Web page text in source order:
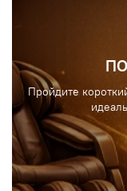
Пройдите